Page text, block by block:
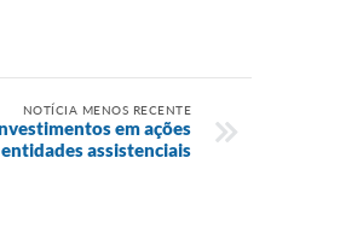
NOTÍCIA MENOS RECENTE
em ações
assistenciais